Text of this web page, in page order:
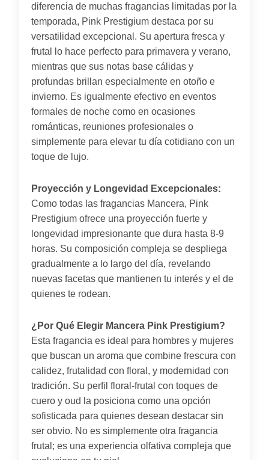
diferencia de muchas fragancias limitadas por la
temporada, Pink Prestigium destaca por su
versatilidad excepcional. Su apertura fresca y
frutal lo hace perfecto para primavera y verano,
mientras que sus notas base cálidas y
profundas brillan especialmente en otoño e
invierno. Es igualmente efectivo en eventos
formales de noche como en ocasiones
románticas, reuniones profesionales o
simplemente para elevar tu día cotidiano con un
toque de lujo.
Proyección y Longevidad Excepcionales:
Como todas las fragancias Mancera, Pink
Prestigium ofrece una proyección fuerte y
longevidad impresionante que dura hasta 8-9
horas. Su composición compleja se despliega
gradualmente a lo largo del día, revelando
nuevas facetas que mantienen tu interés y el de
quienes te rodean.
¿Por Qué Elegir Mancera Pink Prestigium?
Esta fragancia es ideal para hombres y mujeres
que buscan un aroma que combine frescura con
calidez, frutalidad con floral, y modernidad con
tradición. Su perfil floral-frutal con toques de
cuero y oud la posiciona como una opción
sofisticada para quienes desean destacar sin
ser obvio. No es simplemente otra fragancia
frutal; es una experiencia olfativa compleja que